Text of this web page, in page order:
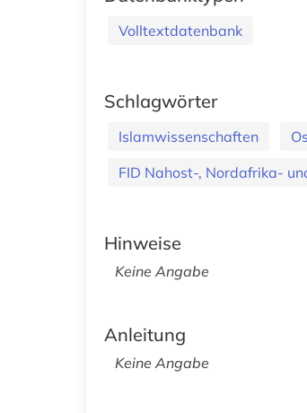
Volltextdatenbank
Schlagwörter
Islamwissenschaften
FID Nahost-, Nordafrika-
Hinweise
Keine Angabe
Anleitung
Keine Angabe